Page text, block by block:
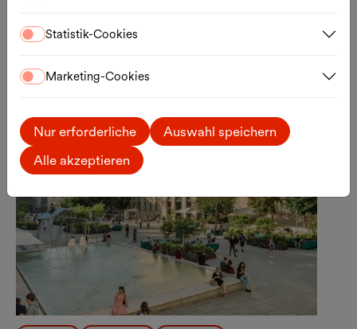
Sa., 15.08.2026
Statistik-Cookies
Marketing-Cookies
Nur erforderliche
Auswahl speichern
Alle akzeptieren